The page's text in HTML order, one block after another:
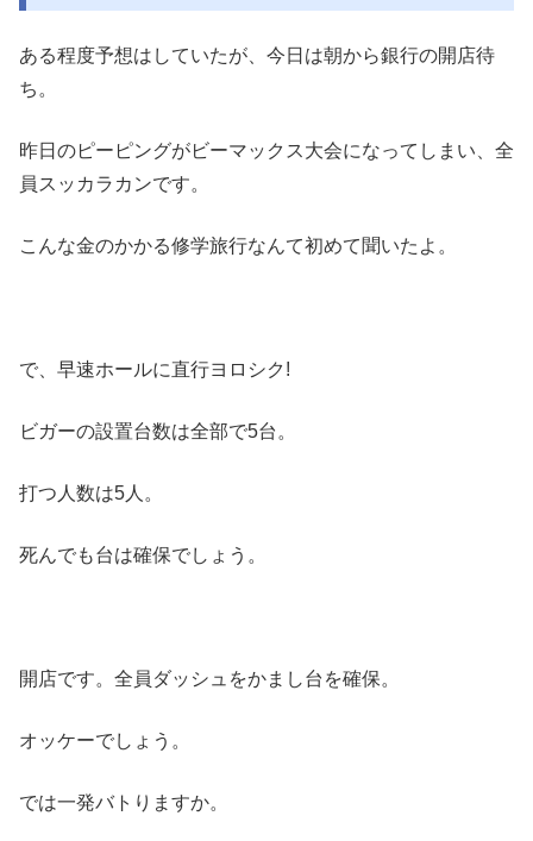
ある程度予想はしていたが、今日は朝から銀行の開店待
ち。
昨日のピーピングがビーマックス大会になってしまい、全
員スッカラカンです。
こんな金のかかる修学旅行なんて初めて聞いたよ。
で、早速ホールに直行ヨロシク!
ビガーの設置台数は全部で5台。
打つ人数は5人。
死んでも台は確保でしょう。
開店です。全員ダッシュをかまし台を確保。
オッケーでしょう。
では一発バトりますか。